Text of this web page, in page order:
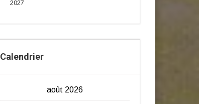
2027
Calendrier
août 2026